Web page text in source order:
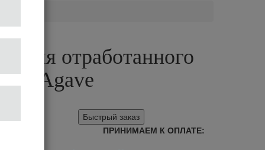
для отработанного
Agave
Быстрый заказ
ПРИНИМАЕМ К ОПЛАТЕ: